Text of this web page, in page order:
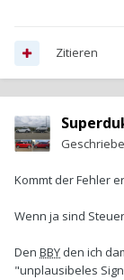
Zitieren
Kommt der Fehler
Wenn ja sind
Den BBY den ich
"unplausibeles